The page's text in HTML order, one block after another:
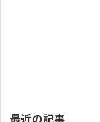
最近の記事